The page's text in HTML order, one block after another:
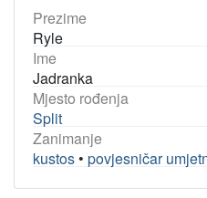
Prezime
Ryle
Ime
Jadranka
Mjesto rođenja
Split
Zanimanje
kustos • povjesničar